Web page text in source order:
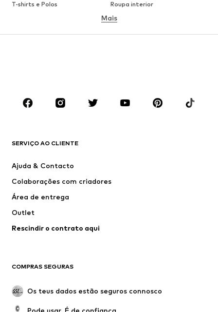
T-shirts e Polos
Roupa interior
Camisas
Sobretudos
Fatos e Blazers
ROUPA
Casacos
Fatos e Blazers
Roupa de banho
Ocasiões
Upcycling
Novidades
Botas
Sapatos
Mais
SERVIÇO AO CLIENTE
Ajuda & Contacto
Colaborações com criadores
Área de entrega
Outlet
Rescindir o contrato aqui
COMPRAS SEGURAS
Os teus dados estão seguros connosco